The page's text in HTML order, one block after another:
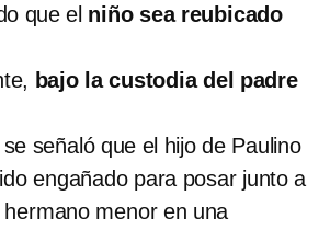
que el niño sea reubicado
bajo la custodia del padre
señaló que el hijo de Paulino
engañado para posar junto a
hermano menor en una